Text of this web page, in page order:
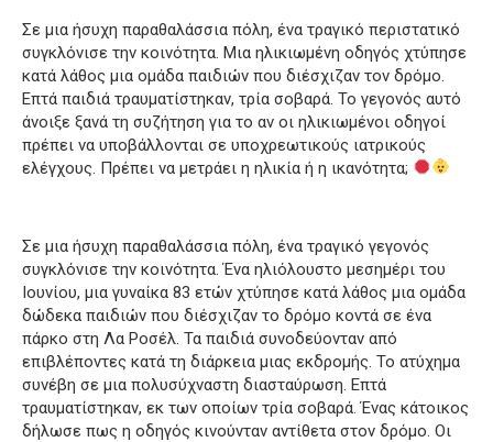
Σε μια ήσυχη παραθαλάσσια πόλη, ένα τραγικό περιστατικό
συγκλόνισε την κοινότητα. Μια ηλικιωμένη οδηγός χτύπησε
κατά λάθος μια ομάδα παιδιών που διέσχιζαν τον δρόμο.
Επτά παιδιά τραυματίστηκαν, τρία σοβαρά. Το γεγονός αυτό
άνοιξε ξανά τη συζήτηση για το αν οι ηλικιωμένοι οδηγοί
πρέπει να υποβάλλονται σε υποχρεωτικούς ιατρικούς
ελέγχους. Πρέπει να μετράει η ηλικία ή η ικανότητα;
Σε μια ήσυχη παραθαλάσσια πόλη, ένα τραγικό γεγονός
συγκλόνισε την κοινότητα. Ένα ηλιόλουστο μεσημέρι του
Ιουνίου, μια γυναίκα 83 ετών χτύπησε κατά λάθος μια ομάδα
δώδεκα παιδιών που διέσχιζαν το δρόμο κοντά σε ένα
πάρκο στη Λα Ροσέλ. Τα παιδιά συνοδεύονταν από
επιβλέποντες κατά τη διάρκεια μιας εκδρομής. Το ατύχημα
συνέβη σε μια πολυσύχναστη διασταύρωση. Επτά
τραυματίστηκαν, εκ των οποίων τρία σοβαρά. Ένας κάτοικος
δήλωσε πως η οδηγός κινούνταν αντίθετα στον δρόμο. Οι